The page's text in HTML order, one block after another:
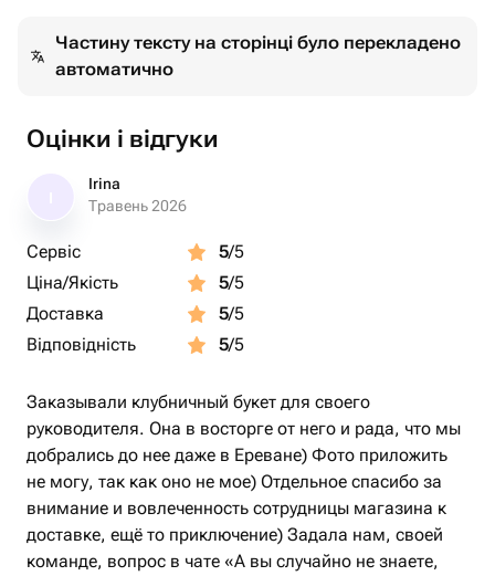
Частину тексту на сторінці було перекладено
автоматично
Оцінки і відгуки
Irina
Травень 2026
Сервіс 5/5
Ціна/Якість
5/5
Доставка
5/5
Відповідність
5/5
Заказывали клубничный букет для своего
руководителя. Она в восторге от него и рада, что мы
добрались до нее даже в Ереване) Фото приложить
не могу, так как оно не мое) Отдельное спасибо за
внимание и вовлеченность сотрудницы магазина к
доставке, ещё то приключение) Задала нам, своей
команде, вопрос в чате «А вы случайно не знаете,